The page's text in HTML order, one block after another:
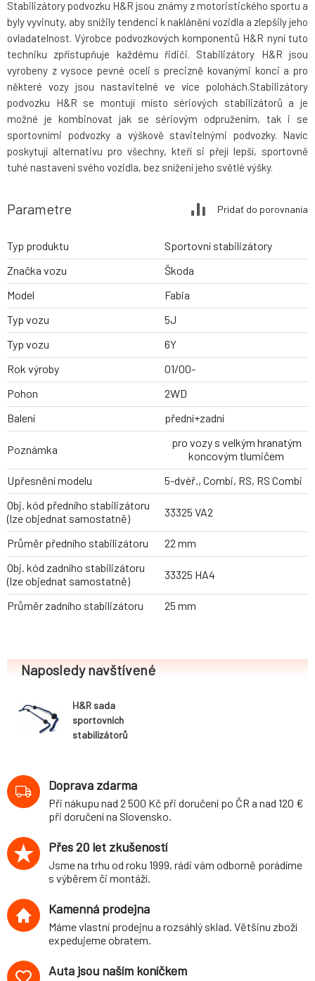
Stabilizátory podvozku H&R jsou známy z motoristického sportu a
byly vyvinuty, aby snížily tendenci k naklánění vozidla a zlepšily jeho
ovladatelnost. Výrobce podvozkových komponentů H&R nyní tuto
techniku zpřístupňuje každému řidiči. Stabilizátory H&R jsou
vyrobeny z vysoce pevné oceli s precizně kovanými konci a pro
některé vozy jsou nastavitelné ve více polohách.Stabilizátory
podvozku H&R se montují místo sériových stabilizátorů a je
možné je kombinovat jak se sériovým odpružením, tak i se
sportovními podvozky a výškově stavitelnými podvozky. Navíc
poskytují alternativu pro všechny, kteří si přejí lepší, sportovně
tuhé nastavení svého vozidla, bez snížení jeho světlé výšky.
Parametre Pridať do porovnania
Typ produktu
Sportovní stabilizátory
Značka vozu
Škoda
Model
Fabia
Typ vozu
5J
Typ vozu
6Y
Rok výroby
01/00-
Pohon
2WD
Balení
přední+zadní
Poznámka
pro vozy s velkým hranatým
koncovým tlumičem
Upřesnění modelu
5-dvéř., Combi, RS, RS Combi
Obj. kód předního stabilizátoru
(lze objednat samostatně)
33325 VA2
Průměr předního stabilizátoru
22 mm
Obj. kód zadního stabilizátoru
(lze objednat samostatně)
33325 HA4
Průměr zadního stabilizátoru 25 mm
Naposledy navštívené
H&R sada
sportovních
stabilizátorů
(5J, 6Y) 5-dvéř.,
Combi, RS, RS
Combi, 2WD, r.v.
01/00-, průměr
velkým hranatým
výfukem
Doprava zdarma
Při nákupu nad 2 500 Kč při doručení po ČR a nad 120 €
při doručení na Slovensko.
Přes 20 let zkušeností
Jsme na trhu od roku 1999, rádi vám odborně porádíme
s výběrem či montáží.
Kamenná prodejna
Máme vlastní prodejnu a rozsáhlý sklad. Většinu zboží
expedujeme obratem.
Auta jsou naším koníčkem